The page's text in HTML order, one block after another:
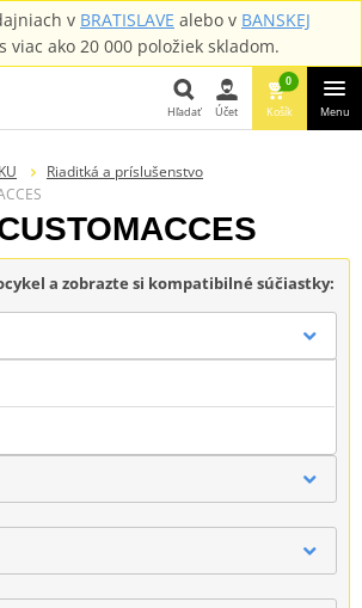
v BRATISLAVE alebo v BANSKEJ
viac ako 20 000 položiek skladom.
Hľadať Účet
0
Košík Menu
Riaditká a príslušenstvo
a zobrazte si kompatibilné súčiastky: